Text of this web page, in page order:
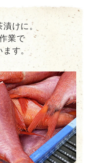
けに。
業で
ます。